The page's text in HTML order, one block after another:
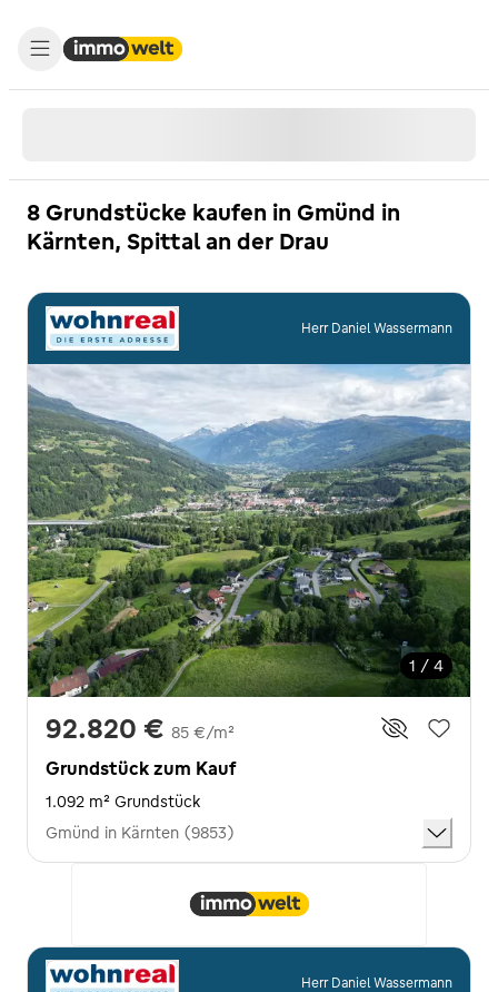
8 Grundstücke kaufen in Gmünd in
Kärnten, Spittal an der Drau
Herr Daniel Wassermann
1 / 4
92.820 € 85 €/m²
Grundstück zum Kauf
1.092 m² Grundstück
Gmünd in Kärnten (9853)
Herr Daniel Wassermann